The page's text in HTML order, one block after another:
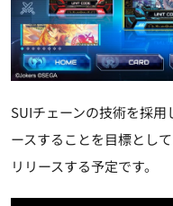
SUIチェーンの技術を採
ースすることを目標とし
リリースする予定です。